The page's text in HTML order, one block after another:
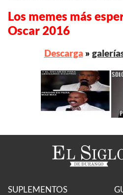
Los memes más
Oscar 2016
Descarga»
SUPLEMENTOS